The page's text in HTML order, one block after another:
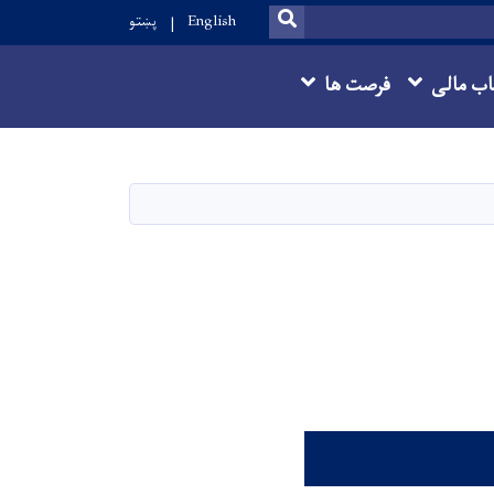
SEARCH
English پښتو
مالی فرصت ها